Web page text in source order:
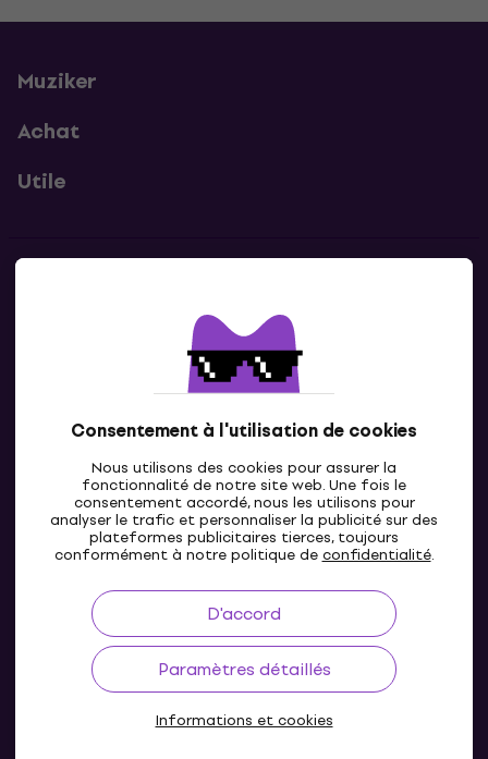
Consentement à l'utilisation de cookies
Nous utilisons des cookies pour assurer la
fonctionnalité de notre site web. Une fois le
consentement accordé, nous les utilisons pour
analyser le trafic et personnaliser la publicité sur des
plateformes publicitaires tierces, toujours
conformément à notre politique deconfidentialité.
D'accord
Paramètres détaillés
Informations et cookies
Muziker
Achat
Utile
Contacte nous
LU